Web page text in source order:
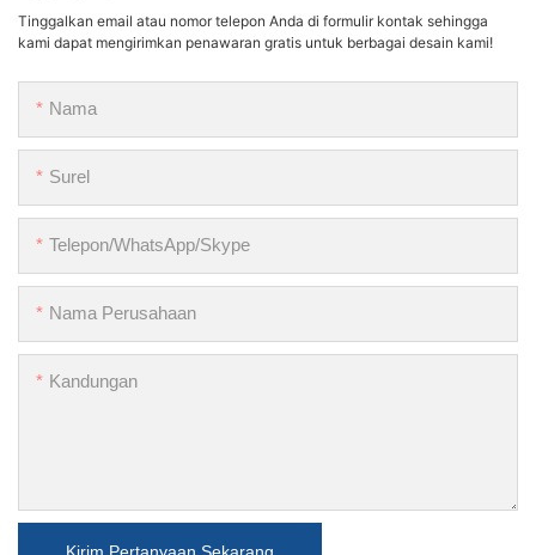
Tinggalkan email atau nomor telepon Anda di formulir kontak sehingga
kami dapat mengirimkan penawaran gratis untuk berbagai desain kami!
Nama
Surel
Telepon/WhatsApp/Skype
Nama Perusahaan
Kandungan
Kirim Pertanyaan Sekarang